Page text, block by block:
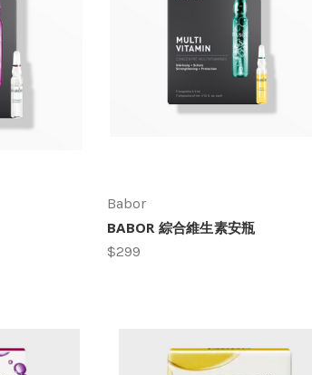
Babor
BABOR 綜合維生素安瓶
$299